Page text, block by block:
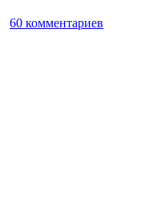
60 комментариев